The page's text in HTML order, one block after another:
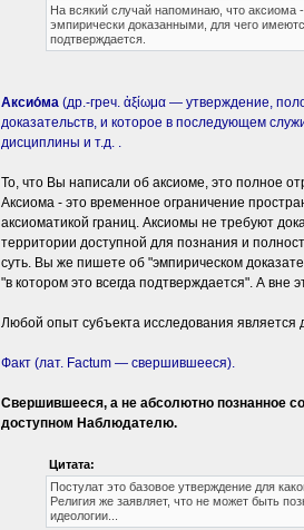
На всякий случай напоминаю, что аксиома
эмпирически доказанными, для чего
подтверждается.
Аксио́ма (др.-греч. ἀξίωμα — утверждение,
доказательств, и которое в последующем
дисциплины и т.д. .
То, что Вы написали об аксиоме, это полное
Аксиома - это временное ограничение
аксиоматикой границ. Аксиомы не требуют
территории доступной для познания и
суть. Вы же пишете об "эмпирическом
"в котором это всегда подтверждается". А вне
Любой опыт субъекта исследования
Факт (лат. Factum — свершившееся).
Свершившееся, а не абсолютно познанное
доступном Наблюдателю.
Цитата:
Постулат это базовое утверждение для
Религия же заявляет, что не может быть
идеологии...